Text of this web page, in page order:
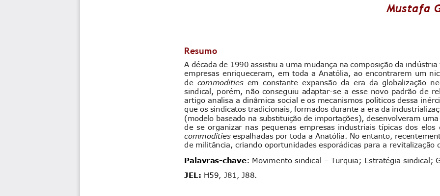
Mustafa
Resumo
A década de 1990 assistiu a uma mudança na composição da indústria
empresas enriqueceram, em toda a Anatólia, ao encontrarem um
de commodities em  constante  expansão  da  era  da  globalização
sindical, porém, não conseguiu adaptar-se a esse novo padrão de
artigo analisa a dinâmica social e os mecanismos políticos dessa
que os sindicatos tradicionais, formados durante a era da
(modelo baseado na substituição de importações), desenvolveram
de se organizar nas pequenas empresas industriais típicas dos elos
commodities espalhadas por toda a Anatólia. No entanto,
de militância,
criando oportunidades esporádicas para a revitalização
Palavras-chave: Movimento sindical – Turquia; Estratégia sindical;
JEL: H59, J81 , J88.